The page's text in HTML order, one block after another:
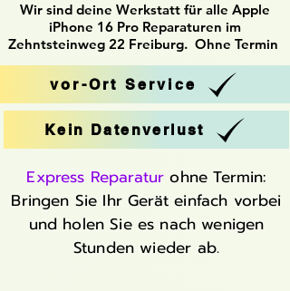
Wir sind deine Werkstatt für alle Apple
iPhone 16 Pro Reparaturen im
Zehntsteinweg 22 Freiburg. Ohne Termin
vor-Ort Service
Kein Datenverlust
Express Reparatur ohne Termin:
Bringen Sie Ihr Gerät einfach vorbei
und holen Sie es nach wenigen
Stunden wieder ab.